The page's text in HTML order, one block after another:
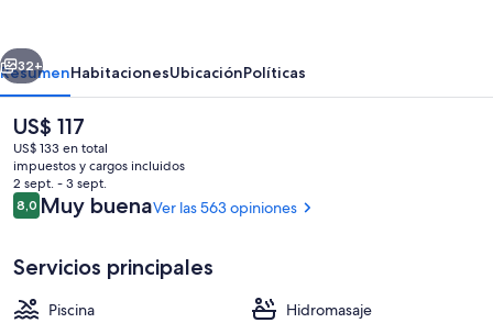
&
Leisure
Centre
Restaurante
Siguiente
32+
ResumenHabitacionesUbicaciónPolíticas
El
precio
actual
es
de
US$ 117
US$ 117
US$ 133 en total
impuestos y cargos incluidos
2 sept. - 3 sept.
Opiniones
8,08,0 de 10
Muy buenaVer las 563 opiniones
Servicios principales
Piscina
Hidromasaje